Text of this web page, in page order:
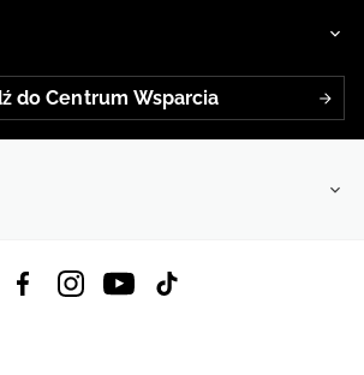
do Centrum Wsparcia